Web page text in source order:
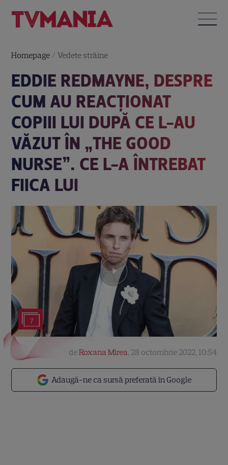
Homepage /Vedete străine
EDDIE REDMAYNE, DESPRE
CUM AU REACȚIONAT
COPIII LUI DUPĂ CE L-AU
VĂZUT ÎN „THE GOOD
NURSE”. CE L-A ÎNTREBAT
FIICA LUI
7
Adaugă-ne ca sursă preferată în Google
deRoxana Mirea, 28 octombrie 2022, 10:54